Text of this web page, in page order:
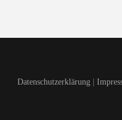
Datenschutzerklärung|